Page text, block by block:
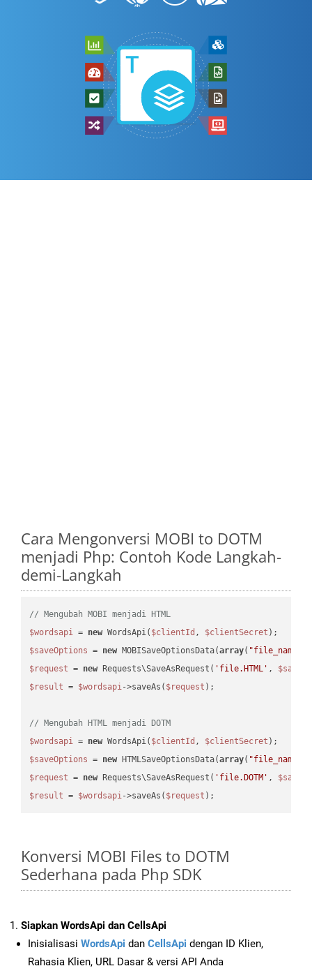
Cara Mengonversi MOBI to DOTM
menjadi Php: Contoh Kode Langkah-
demi-Langkah
// Mengubah MOBI menjadi HTML
$wordsapi = new WordsApi( $clientId , $clientSecret
$saveOptions = new MOBISaveOptionsData(array( "file_name"
$request = new Requests\SaveAsRequest( 'file.HTML' ,
$result = $wordsapi->saveAs( $request );
// Mengubah HTML menjadi DOTM
$wordsapi = new WordsApi( $clientId , $clientSecret
$saveOptions = new HTMLSaveOptionsData(array( "file_name"
$request = new Requests\SaveAsRequest( 'file.DOTM' ,
$result = $wordsapi->saveAs( $request
Konversi MOBI Files to DOTM
Sederhana pada Php SDK
Siapkan WordsApi dan CellsApi
Inisialisasi WordsApi dan CellsApi dengan ID Klien,
Rahasia Klien, URL Dasar & versi API Anda